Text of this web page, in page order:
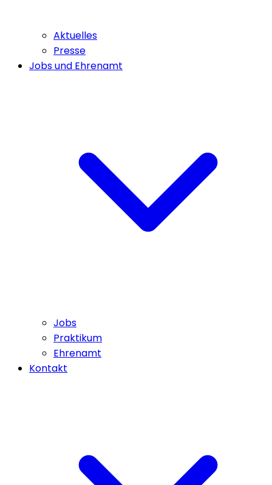
Aktuelles
Presse
Jobs und Ehrenamt
Jobs
Praktikum
Ehrenamt
Kontakt